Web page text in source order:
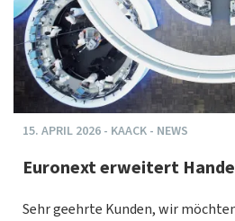
15. APRIL 2026 - KAACK - NEWS
Euronext erweitert
Sehr geehrte Kunden, wir